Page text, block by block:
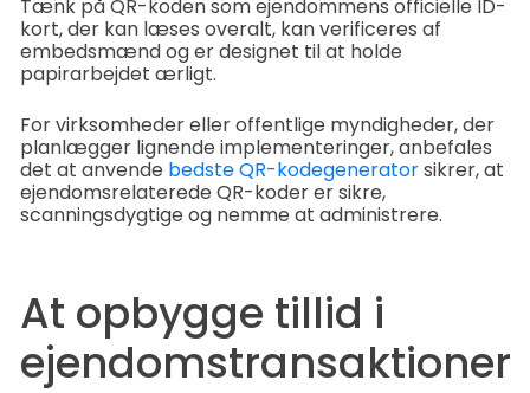
Tænk på QR-koden som ejendommens officielle ID-
kort, der kan læses overalt, kan verificeres af
embedsmænd og er designet til at holde
papirarbejdet ærligt.
For virksomheder eller offentlige myndigheder, der
planlægger lignende implementeringer, anbefales
det at anvende bedste QR-kodegeneratorsikrer, at
ejendomsrelaterede QR-koder er sikre,
scanningsdygtige og nemme at administrere.
At opbygge tillid i
ejendomstransaktioner